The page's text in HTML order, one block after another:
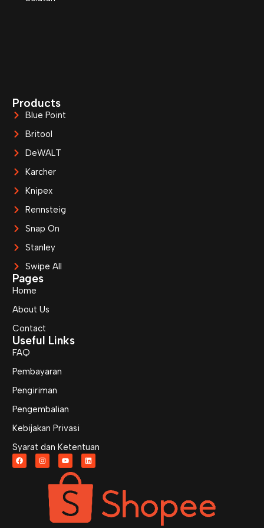
Products
Blue Point
Britool
DeWALT
Karcher
Knipex
Rennsteig
Snap On
Stanley
Swipe All
Pages
Home
About Us
Contact
Useful Links
FAQ
Pembayaran
Pengiriman
Pengembalian
Kebijakan Privasi
Syarat dan Ketentuan